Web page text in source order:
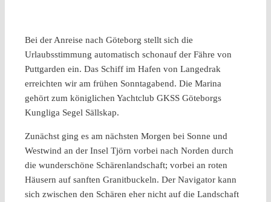
Bei der Anreise nach Göteborg stellt sich die
Urlaubsstimmung automatisch schonauf der Fähre von
Puttgarden ein. Das Schiff im Hafen von Langedrak
erreichten wir am frühen Sonntagabend. Die Marina
gehört zum königlichen Yachtclub GKSS Göteborgs
Kungliga Segel Sällskap.
Zunächst ging es am nächsten Morgen bei Sonne und
Westwind an der Insel Tjörn vorbei nach Norden durch
die wunderschöne Schärenlandschaft; vorbei an roten
Häusern auf sanften Granitbuckeln. Der Navigator kann
sich zwischen den Schären eher nicht auf die Landschaft